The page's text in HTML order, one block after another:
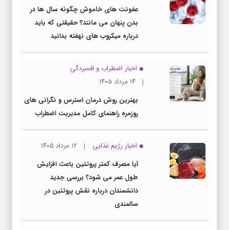
عفونت های خاموش چگونه سال ها در
بدن پنهان می مانند؟ حقیقتی که باید
درباره میکروب های نهفته بدانید
اخبار اضطراب و افسردگی
۱۴ مرداد ۱۴۰۵
بهترین روش درمان استرس و نگرانی های
روزمره راهنمای کامل مدیریت اضطراب
اخبار رژیم غذایی
۱۲ مرداد ۱۴۰۵
آیا مصرف کمتر پروتئین باعث افزایش
طول عمر می شود؟ بررسی جدید
دانشمندان درباره نقش پروتئین در
سالمندی